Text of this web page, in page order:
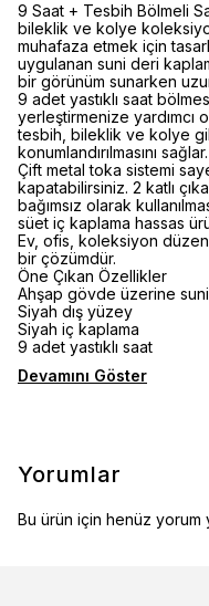
9 Saat + Tesbih Bölmeli
bileklik ve kolye
muhafaza etmek için
uygulanan suni deri
bir görünüm sunarken
9 adet yastıklı saat
yerleştirmenize yardımcı
tesbih, bileklik ve kolye
konumlandırılmasını sağlar.
Çift metal toka sistemi
kapatabilirsiniz. 2 katlı
bağımsız olarak
süet iç kaplama hassas
Ev, ofis, koleksiyon
bir çözümdür.
Öne Çıkan Özellikler
Ahşap gövde üzerine
Siyah dış yüzey
Siyah iç kaplama
9 adet yastıklı saat
Devamını Göster
Yorumlar
Bu ürün için henüz yorum